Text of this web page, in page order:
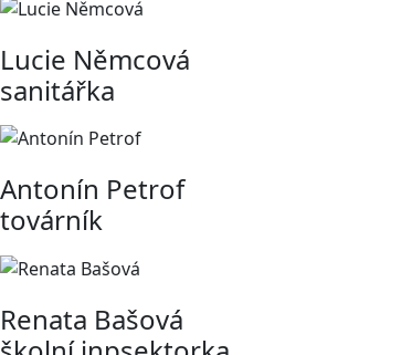
Lucie Němcová
sanitářka
Antonín Petrof
továrník
Renata Bašová